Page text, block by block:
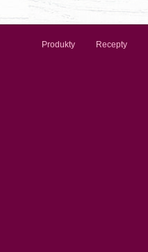
Produkty Recepty